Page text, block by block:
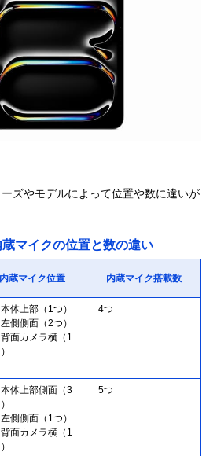
ズやモデルによって位置や数に違いが
マイクの位置と数の違い
内蔵マイク位置 内蔵マイク搭載数
本体上部（1つ）
左側側面（2つ）
背面カメラ横（1
4つ
本体上部側面（3
左側側面（1つ）
背面カメラ横（1
5つ